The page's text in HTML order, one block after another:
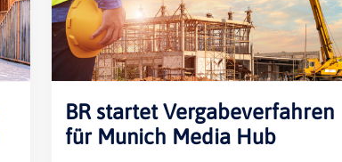
BR startet Vergabeverfahren
für Munich Media Hub